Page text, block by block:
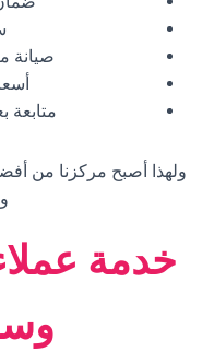
صيانة
متابعة
ولهذا أصبح مركزنا من
خدمة